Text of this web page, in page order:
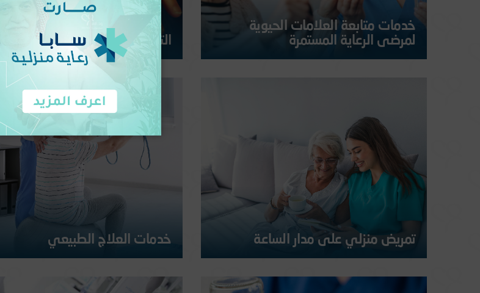
خدمات متابعة العلامات الحيوية
لمرضى الرعاية المستمرة
التعامل مع الأمراض المزمنة
وضع خطط للتعامل مع الأمراض المزمنة مثل السكري
تمريض منزلي على مدار الساعة
تقدم ممرضاتنا المؤهلات والمدربات في مستشفى الملك فيصل
مجموعة متنوعة من خدمات التمريض المنزلي لضمان راحة كبار
خدمات العلاج الطبيعي
تساعد خدماتنا المرضى على الحركة وتجنب ضعف
البيت:جهاز كهربائي متعدد الدرجات: يتضمن ترددات